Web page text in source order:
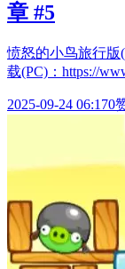
章 #5
愤怒的小鸟旅行版
载(PC)：https://
2025-09-24 06:170